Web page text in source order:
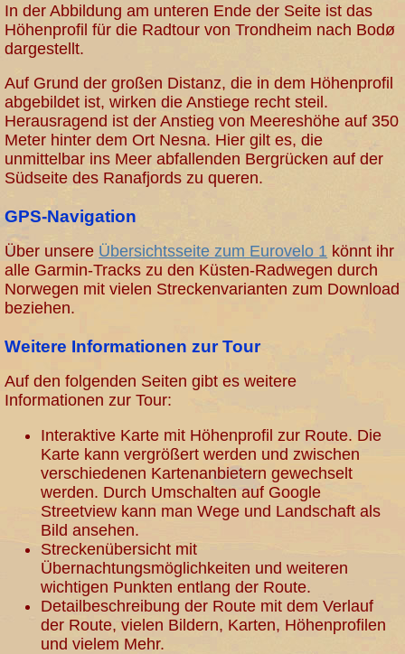
In der Abbildung am unteren Ende der Seite ist das
Höhenprofil für die Radtour von Trondheim nach Bodø
dargestellt.
Auf Grund der großen Distanz, die in dem Höhenprofil
abgebildet ist, wirken die Anstiege recht steil.
Herausragend ist der Anstieg von Meereshöhe auf 350
Meter hinter dem Ort Nesna. Hier gilt es, die
unmittelbar ins Meer abfallenden Bergrücken auf der
Südseite des Ranafjords zu queren.
GPS-Navigation
Über unsere Übersichtsseite zum Eurovelo 1 könnt ihr
alle Garmin-Tracks zu den Küsten-Radwegen durch
Norwegen mit vielen Streckenvarianten zum Download
beziehen.
Weitere Informationen zur Tour
Auf den folgenden Seiten gibt es weitere
Informationen zur Tour:
Interaktive Karte mit Höhenprofil zur Route. Die
Karte kann vergrößert werden und zwischen
verschiedenen Kartenanbietern gewechselt
werden. Durch Umschalten auf Google
Streetview kann man Wege und Landschaft als
Bild ansehen.
Streckenübersicht mit
Übernachtungsmöglichkeiten und weiteren
wichtigen Punkten entlang der Route.
Detailbeschreibung der Route mit dem Verlauf
der Route, vielen Bildern, Karten, Höhenprofilen
und vielem Mehr.